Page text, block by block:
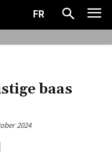
FR
baas
2024